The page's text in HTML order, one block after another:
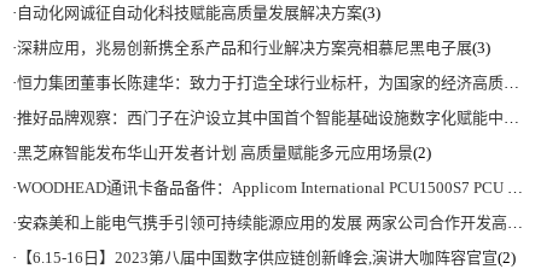
· 自动化网诚征自动化科技赋能高质量发展解决方案(3)
·深耕应用，兆易创新携全系产品和行业解决方案亮相慕尼黑电子展(3)
·恒力集团董事长陈建华：致力于打造全球行业标杆，为国家的经济高质量发展贡献更大力量|上海电气集团党委书记、董事长吴磊来访
·推好品牌观察：西门子在沪设立其中国首个智能基础设施数字化赋能中心
·黑芝麻智能发布华山开发者计划 高质量赋能多元应用场景(2)
·WOODHEAD通讯卡备品备件：Applicom International PCU1500S7 PCU 1500 S7 V4.5.0
·安森美和上能电气携手引领可持续能源应用的发展 两家公司合作开发高性能储能和太阳能组串式逆变器方案 以实现可持续的未来
· 【6.15-16日】2023第八届中国数字供应链创新峰会,演讲大咖阵容官宣(2)